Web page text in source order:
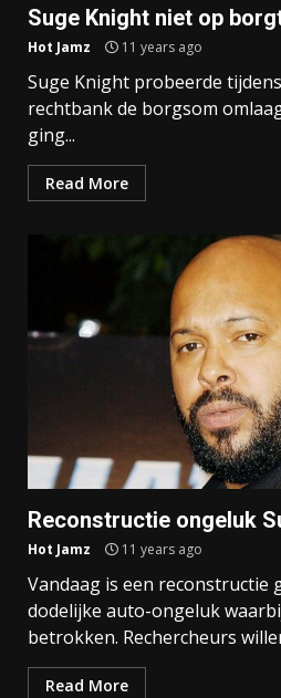
Suge Knight niet op
Hot Jamz 11 years ago
Suge Knight probeerde
rechtbank de borgsom
ging...
Read More
Reconstructie ongeluk
Hot Jamz 11 years ago
Vandaag is een reconstructie
dodelijke auto-ongeluk
betrokken. Rechercheurs
Read More